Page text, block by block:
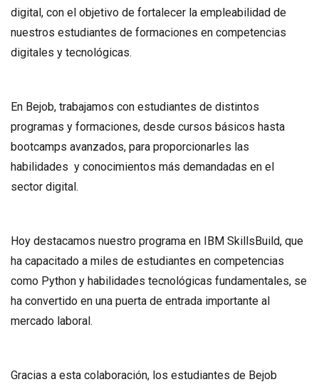
digital, con el objetivo de fortalecer la empleabilidad de
nuestros estudiantes de formaciones en competencias
digitales y tecnológicas.
En Bejob, trabajamos con estudiantes de distintos
programas y formaciones, desde cursos básicos hasta
bootcamps avanzados, para proporcionarles las
habilidades y conocimientos más demandadas en el
sector digital.
Hoy destacamos nuestro programa en IBM SkillsBuild, que
ha capacitado a miles de estudiantes en competencias
como Python y habilidades tecnológicas fundamentales, se
ha convertido en una puerta de entrada importante al
mercado laboral.
Gracias a esta colaboración, los estudiantes de Bejob